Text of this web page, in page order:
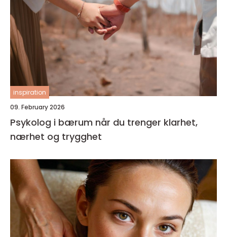
inspiration
09. February 2026
Psykolog i bærum når du trenger klarhet,
nærhet og trygghet